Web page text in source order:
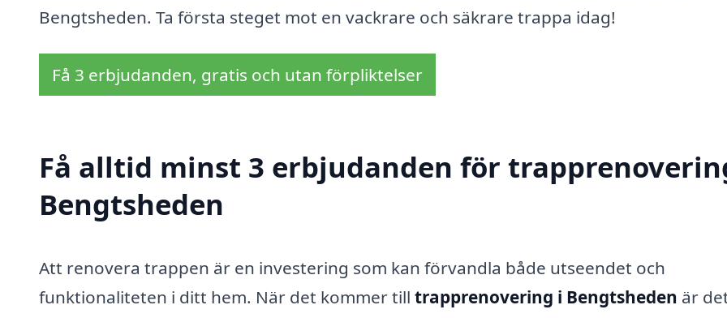
Bengtsheden. Ta första steget mot en vackrare och säkrare trappa idag!
Få 3 erbjudanden, gratis och utan förpliktelser
Få alltid minst 3 erbjudanden för
Bengtsheden
Att renovera trappen är en investering som kan förvandla både utseendet och
funktionaliteten i ditt hem. När det kommer till trapprenovering i Bengtsheden är